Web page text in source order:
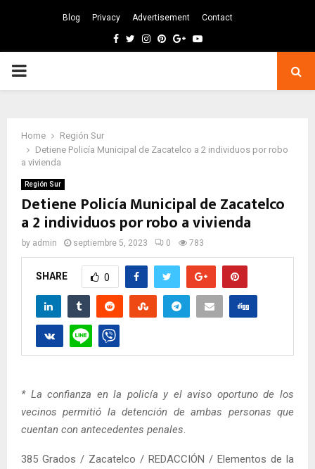
Blog Privacy Advertisement Contact
Facebook
TwitterInstagram
Pinterest
GoogleYoutube
PRIMARY
Home
Región Sur
Detiene Policía Municipal de Zacatelco a 2 individuos por robo
a vivienda
Región Sur
Detiene Policía Municipal de Zacatelco
a 2 individuos por robo a vivienda
by admin septiembre 5, 2023 0 783
SHARE 0
* La confianza en la policía y el aviso oportuno de los
vecinos permitió la detención de ambas personas que
cuentan con antecedentes penales
385 Grados / Zacatelco / REDACCIÓN / Elementos de la